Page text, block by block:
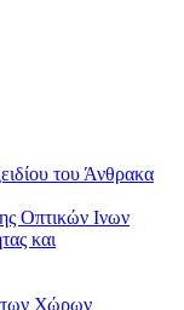
του Άνθρακα
Οπτικών Ινων
και
Χώρων